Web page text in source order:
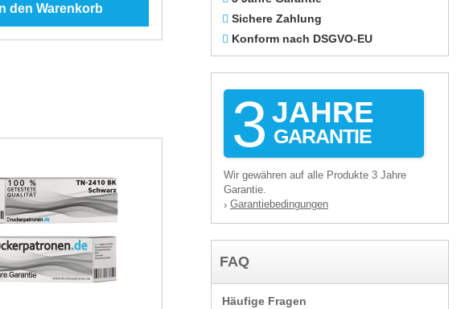
Sichere Zahlung
Konform nach DSGVO-EU
3 JAHRE
GARANTIE
Wir gewähren auf alle Produkte 3 Jahre
Garantie.
› Garantiebedingungen
FAQ
Häufige Fragen
In den Warenkorb